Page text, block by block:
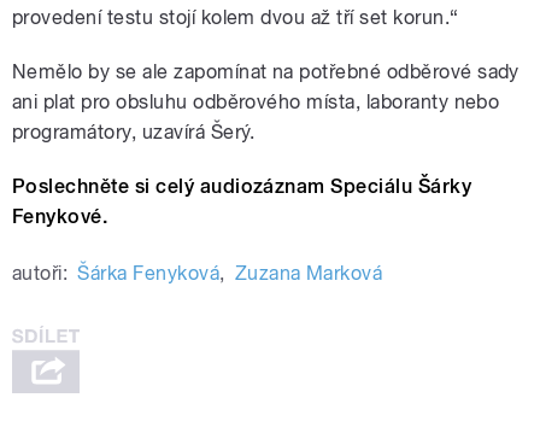
provedení testu stojí kolem dvou až tří set korun.“
Nemělo by se ale zapomínat na potřebné odběrové sady
ani plat pro obsluhu odběrového místa, laboranty nebo
programátory, uzavírá Šerý.
Poslechněte si celý audiozáznam Speciálu Šárky
Fenykové.
autoři: Šárka Fenyková, Zuzana Marková